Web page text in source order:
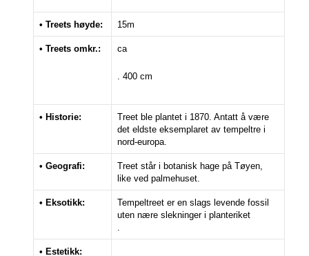
• Treets høyde: 15m
• Treets omkr.: ca
. 400 cm
• Historie:
Treet ble plantet i 1870. Antatt å være
det eldste eksemplaret av tempeltre i
nord-europa.
• Geografi:
Treet står i botanisk hage på Tøyen,
like ved palmehuset.
• Eksotikk:
Tempeltreet er en slags levende fossil
uten nære slekninger i planteriket
.
• Estetikk: